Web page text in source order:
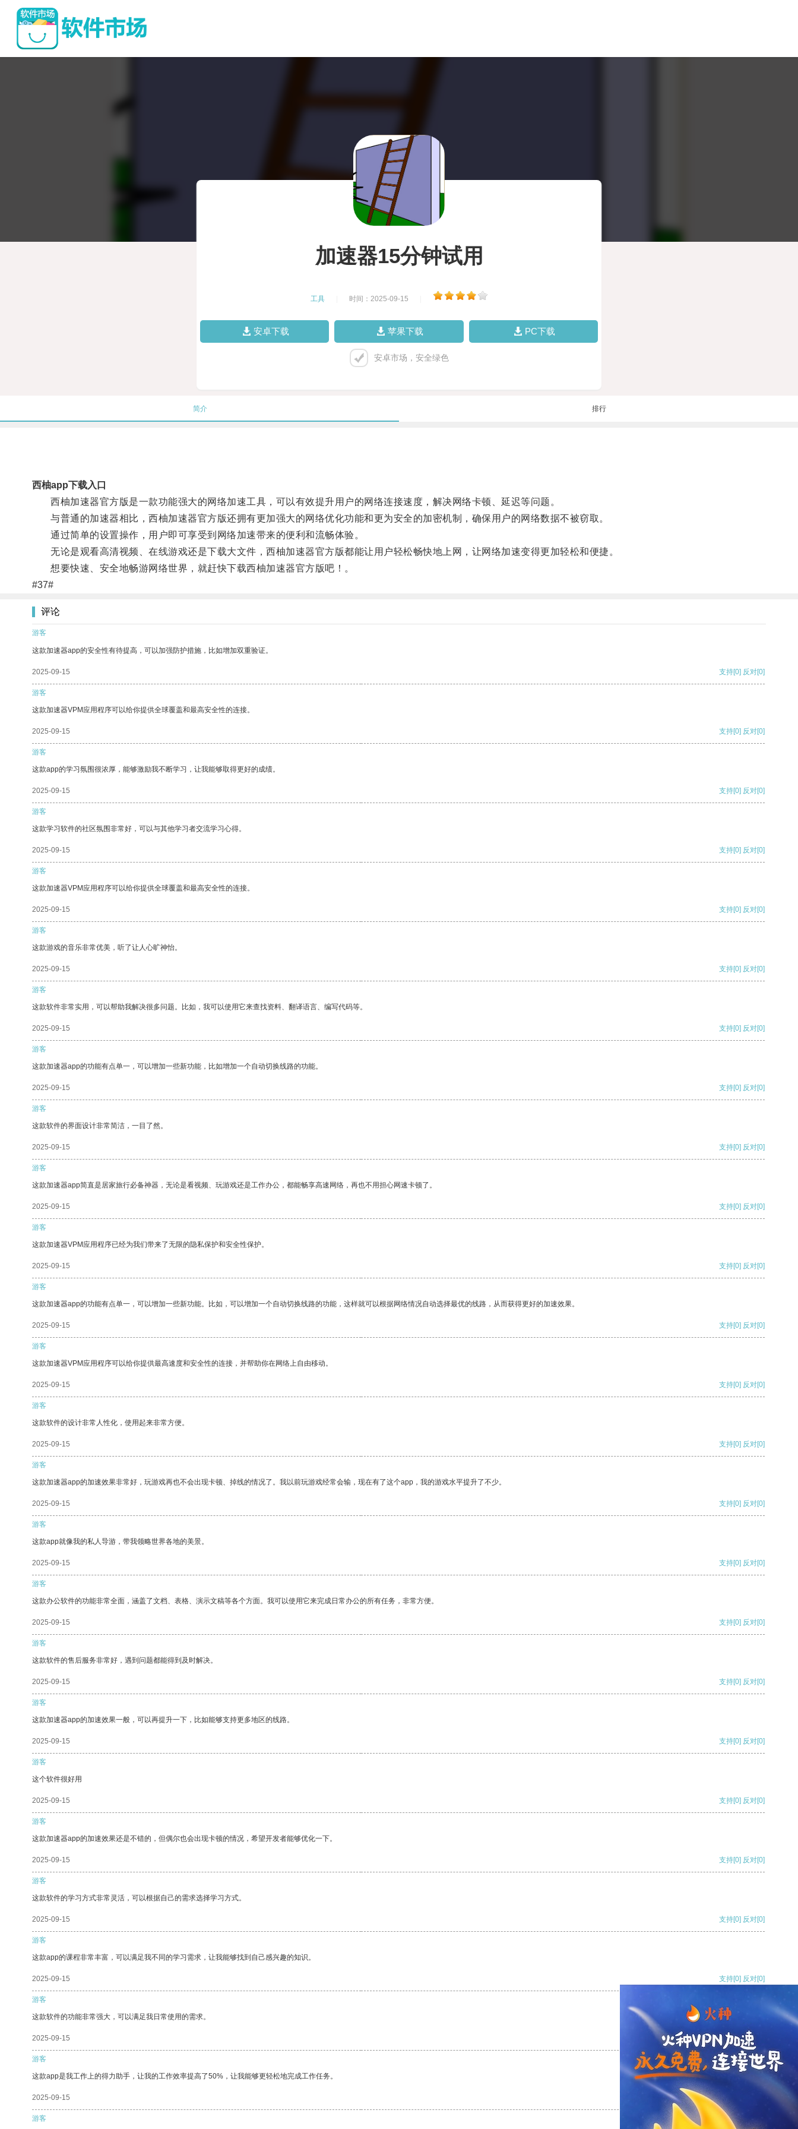
加速器15分钟试用
工具 时间：2025-09-15
安卓下载 苹果下载 PC下载
安卓市场，安全绿色
简介 排行
西柚app下载入口
西柚加速器官方版是一款功能强大的网络加速工具，可以有效提升用户的网络连接速度，解决网络卡顿、延迟等问题。
与普通的加速器相比，西柚加速器官方版还拥有更加强大的网络优化功能和更为安全的加密机制，确保用户的网络数据不被窃取。
通过简单的设置操作，用户即可享受到网络加速带来的便利和流畅体验。
无论是观看高清视频、在线游戏还是下载大文件，西柚加速器官方版都能让用户轻松畅快地上网，让网络加速变得更加轻松和便捷。
想要快速、安全地畅游网络世界，就赶快下载西柚加速器官方版吧！。
#37#
评论
游客
这款加速器app的安全性有待提高，可以加强防护措施，比如增加双重验证。
2025-09-15 支持[0] 反对[0]
游客
这款加速器VPM应用程序可以给你提供全球覆盖和最高安全性的连接。
2025-09-15 支持[0] 反对[0]
游客
这款app的学习氛围很浓厚，能够激励我不断学习，让我能够取得更好的成绩。
2025-09-15 支持[0] 反对[0]
游客
这款学习软件的社区氛围非常好，可以与其他学习者交流学习心得。
2025-09-15 支持[0] 反对[0]
游客
这款加速器VPM应用程序可以给你提供全球覆盖和最高安全性的连接。
2025-09-15 支持[0] 反对[0]
游客
这款游戏的音乐非常优美，听了让人心旷神怡。
2025-09-15 支持[0] 反对[0]
游客
这款软件非常实用，可以帮助我解决很多问题。比如，我可以使用它来查找资料、翻译语言、编写代码等。
2025-09-15 支持[0] 反对[0]
游客
这款加速器app的功能有点单一，可以增加一些新功能，比如增加一个自动切换线路的功能。
2025-09-15 支持[0] 反对[0]
游客
这款软件的界面设计非常简洁，一目了然。
2025-09-15 支持[0] 反对[0]
游客
这款加速器app简直是居家旅行必备神器，无论是看视频、玩游戏还是工作办公，都能畅享高速网络，再也不用担心网速卡顿了。
2025-09-15 支持[0] 反对[0]
游客
这款加速器VPM应用程序已经为我们带来了无限的隐私保护和安全性保护。
2025-09-15 支持[0] 反对[0]
游客
这款加速器app的功能有点单一，可以增加一些新功能。比如，可以增加一个自动切换线路的功能，这样就可以根据网络情况自动选择最优的线路，从而获得更好的加速效果。
2025-09-15 支持[0] 反对[0]
游客
这款加速器VPM应用程序可以给你提供最高速度和安全性的连接，并帮助你在网络上自由移动。
2025-09-15 支持[0] 反对[0]
游客
这款软件的设计非常人性化，使用起来非常方便。
2025-09-15 支持[0] 反对[0]
游客
这款加速器app的加速效果非常好，玩游戏再也不会出现卡顿、掉线的情况了。我以前玩游戏经常会输，现在有了这个app，我的游戏水平提升了不少。
2025-09-15 支持[0] 反对[0]
游客
这款app就像我的私人导游，带我领略世界各地的美景。
2025-09-15 支持[0] 反对[0]
游客
这款办公软件的功能非常全面，涵盖了文档、表格、演示文稿等各个方面。我可以使用它来完成日常办公的所有任务，非常方便。
2025-09-15 支持[0] 反对[0]
游客
这款软件的售后服务非常好，遇到问题都能得到及时解决。
2025-09-15 支持[0] 反对[0]
游客
这款加速器app的加速效果一般，可以再提升一下，比如能够支持更多地区的线路。
2025-09-15 支持[0] 反对[0]
游客
这个软件很好用
2025-09-15 支持[0] 反对[0]
游客
这款加速器app的加速效果还是不错的，但偶尔也会出现卡顿的情况，希望开发者能够优化一下。
2025-09-15 支持[0] 反对[0]
游客
这款软件的学习方式非常灵活，可以根据自己的需求选择学习方式。
2025-09-15 支持[0] 反对[0]
游客
这款app的课程非常丰富，可以满足我不同的学习需求，让我能够找到自己感兴趣的知识。
2025-09-15 支持[0] 反对[0]
游客
这款软件的功能非常强大，可以满足我日常使用的需求。
2025-09-15 支持[0] 反对
游客
这款app是我工作上的得力助手，让我的工作效率提高了50%，让我能够更轻松地完成工作任务。
2025-09-15 支持
游客